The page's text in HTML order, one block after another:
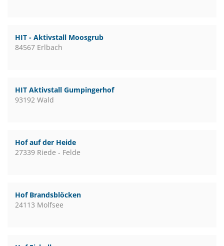
HIT - Aktivstall Moosgrub
84567 Erlbach
HIT Aktivstall Gumpingerhof
93192 Wald
Hof auf der Heide
27339 Riede - Felde
Hof Brandsblöcken
24113 Molfsee